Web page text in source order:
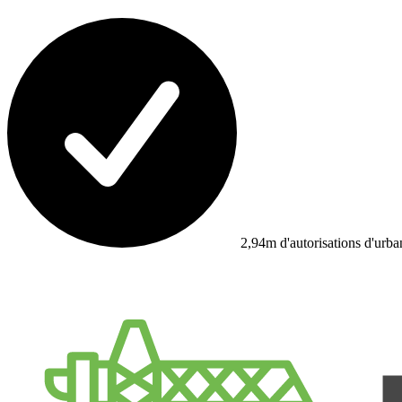
2,94m d'autorisations